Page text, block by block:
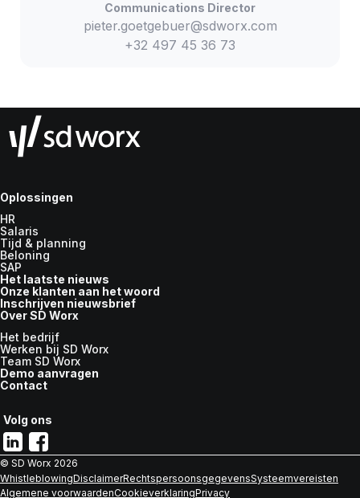
Communications Director
pieter.goetgebuer@sdworx.com
+32 497 45 36 73
Oplossingen
HR
Salaris
Tijd & planning
Beloning
SAP
Het laatste nieuws
Onze klanten aan het woord
Inschrijven nieuwsbrief
Over SD Worx
Het bedrijf
Werken bij SD Worx
Team SD Worx
Demo aanvragen
Contact
Volg ons
© SD Worx 2026
WhistleblowingDisclaimerRechtspersoonsgegevensSysteemvereisten
Algemene voorwaardenCookieverklaringPrivacy